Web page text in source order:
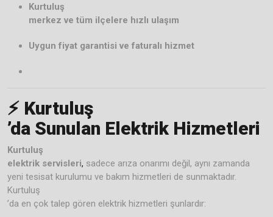
Kurtuluş
merkez ve tüm ilçelere hızlı ulaşım
Uygun fiyat garantisi ve faturalı hizmet
⚡ Kurtuluş
’da Sunulan Elektrik Hizmetleri
Kurtuluş
elektrik servisleri, sadece arıza onarımı değil, aynı zamanda
yeni tesisat kurulumu ve bakım hizmetleri de sunmaktadır.
Kurtuluş
’da en çok talep gören elektrik hizmetleri şunlardır: